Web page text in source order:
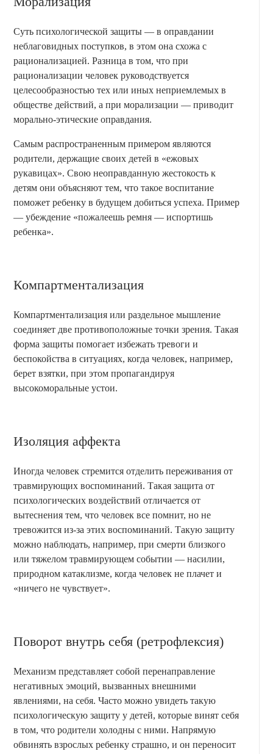
Суть психологической защиты — в оправдании
неблаговидных поступков, в этом она схожа с
рационализацией. Разница в том, что при
рационализации человек руководствуется
целесообразностью тех или иных неприемлемых в
обществе действий, а при морализации — приводит
морально-этические оправдания.
Самым распространенным примером являются
родители, держащие своих детей в «ежовых
рукавицах». Свою неоправданную жестокость к
детям они объясняют тем, что такое воспитание
поможет ребенку в будущем добиться успеха. Пример
— убеждение «пожалеешь ремня — испортишь
ребенка».
Компартментализация
Компартментализация или раздельное мышление
соединяет две противоположные точки зрения. Такая
форма защиты помогает избежать тревоги и
беспокойства в ситуациях, когда человек, например,
берет взятки, при этом пропагандируя
высокоморальные устои.
Изоляция аффекта
Иногда человек стремится отделить переживания от
травмирующих воспоминаний. Такая защита от
психологических воздействий отличается от
вытеснения тем, что человек все помнит, но не
тревожится из-за этих воспоминаний. Такую защиту
можно наблюдать, например, при смерти близкого
или тяжелом травмирующем событии — насилии,
природном катаклизме, когда человек не плачет и
«ничего не чувствует».
Поворот внутрь себя (ретрофлексия)
Механизм представляет собой перенаправление
негативных эмоций, вызванных внешними
явлениями, на себя. Часто можно увидеть такую
психологическую защиту у детей, которые винят себя
в том, что родители холодны с ними. Напрямую
обвинять взрослых ребенку страшно, и он переносит